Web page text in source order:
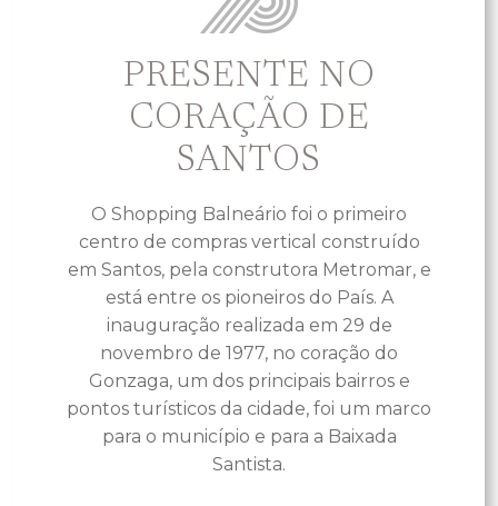
PRESENTE NO
CORAÇÃO DE
SANTOS
O Shopping Balneário foi o primeiro
centro de compras vertical construído
em Santos, pela construtora Metromar, e
está entre os pioneiros do País. A
inauguração realizada em 29 de
novembro de 1977, no coração do
Gonzaga, um dos principais bairros e
pontos turísticos da cidade, foi um marco
para o município e para a Baixada
Santista.